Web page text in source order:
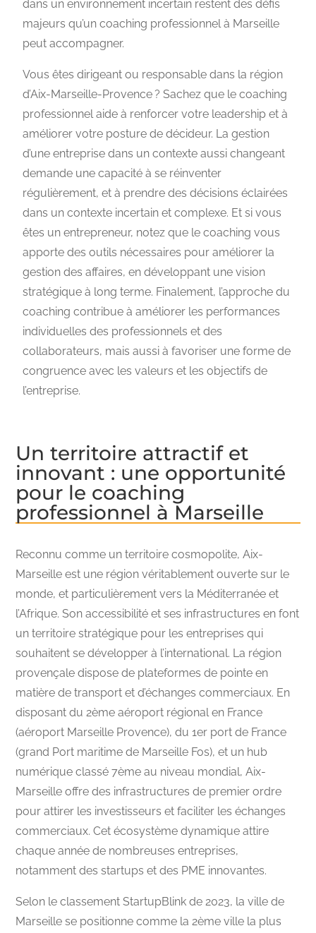
dans un environnement incertain restent des défis
majeurs qu’un coaching professionnel à Marseille
peut accompagner.
Vous êtes dirigeant ou responsable dans la région
d’Aix-Marseille-Provence ? Sachez que le coaching
professionnel aide à renforcer votre leadership et à
améliorer votre posture de décideur. La gestion
d’une entreprise dans un contexte aussi changeant
demande une capacité à se réinventer
régulièrement, et à prendre des décisions éclairées
dans un contexte incertain et complexe. Et si vous
êtes un entrepreneur, notez que le coaching vous
apporte des outils nécessaires pour améliorer la
gestion des affaires, en développant une vision
stratégique à long terme. Finalement, l’approche du
coaching contribue à améliorer les performances
individuelles des professionnels et des
collaborateurs, mais aussi à favoriser une forme de
congruence avec les valeurs et les objectifs de
l’entreprise.
Un territoire attractif et
innovant : une opportunité
pour le coaching
professionnel à Marseille
Reconnu comme un territoire cosmopolite, Aix-
Marseille est une région véritablement ouverte sur le
monde, et particulièrement vers la Méditerranée et
l’Afrique. Son accessibilité et ses infrastructures en font
un territoire stratégique pour les entreprises qui
souhaitent se développer à l’international. La région
provençale dispose de plateformes de pointe en
matière de transport et d’échanges commerciaux. En
disposant du 2ème aéroport régional en France
(aéroport Marseille Provence), du 1er port de France
(grand Port maritime de Marseille Fos), et un hub
numérique classé 7ème au niveau mondial, Aix-
Marseille offre des infrastructures de premier ordre
pour attirer les investisseurs et faciliter les échanges
commerciaux. Cet écosystème dynamique attire
chaque année de nombreuses entreprises,
notamment des startups et des PME innovantes.
Selon le classement StartupBlink de 2023, la ville de
Marseille se positionne comme la 2ème ville la plus